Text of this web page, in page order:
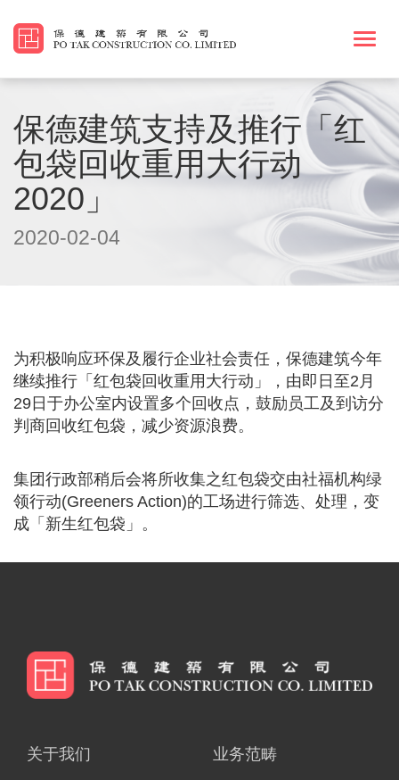
保德建筑支持及推行「红
包袋回收重用大行动
2020」
2020-02-04
为积极响应环保及履行企业社会责任，保德建筑今年
继续推行「红包袋回收重用大行动」，由即日至2月
29日于办公室内设置多个回收点，鼓励员工及到访分
判商回收红包袋，减少资源浪费。
集团行政部稍后会将所收集之红包袋交由社福机构绿
领行动(Greeners Action)的工场进行筛选、处理，变
成「新生红包袋」。
关于我们 业务范畴